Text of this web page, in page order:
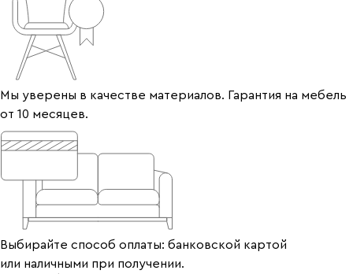
Мы уверены в качестве материалов. Гарантия на мебель
от 10 месяцев.
Выбирайте способ оплаты: банковской картой
или наличными при получении.